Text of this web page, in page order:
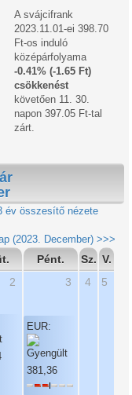
A svájcifrank
2023.11.01-ei 398.70
Ft-os induló
középárfolyama
-0.41% (-1.65 Ft)
csökkenést
követően 11. 30.
napon 397.05 Ft-tal
zárt.
év összesítő nézete
(2023. December) >>>
Pént. Sz. V.
2 3
EUR:
381,36
4 5